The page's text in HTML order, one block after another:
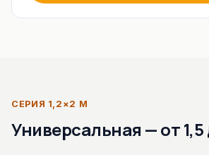
СЕРИЯ 1,2×2 М
Универсальная — от 1,5